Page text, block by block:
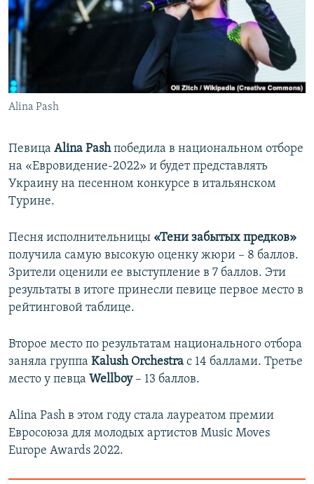
ПОБЕДИТЕЛЕЙ НЕ СУДЯТ?
КРЫМ.НЕПОКОРЕННЫЙ
ELIFBE
УКРАИНСКАЯ ПРОБЛЕМА КРЫМА
ПРИСОЕДИНЯЙТЕСЬ!
Все сайты RFE/RL
Alina Pash
Певица Alina Pashпобедила в национальном отборе
на «Евровидение-2022» и будет представлять
Украину на песенном конкурсе в итальянском
Турине.
Песня исполнительницы «Тени забытых предков»
получила самую высокую оценку жюри – 8 баллов.
Зрители оценили ее выступление в 7 баллов. Эти
результаты в итоге принесли певице первое место в
рейтинговой таблице.
Второе место по результатам национального отбора
заняла группа Kalush Orchestra с 14 баллами. Третье
место у певца Wellboy– 13 баллов.
Alina Pash в этом году стала лауреатом премии
Евросоюза для молодых артистов Music Moves
Europe Awards 2022.